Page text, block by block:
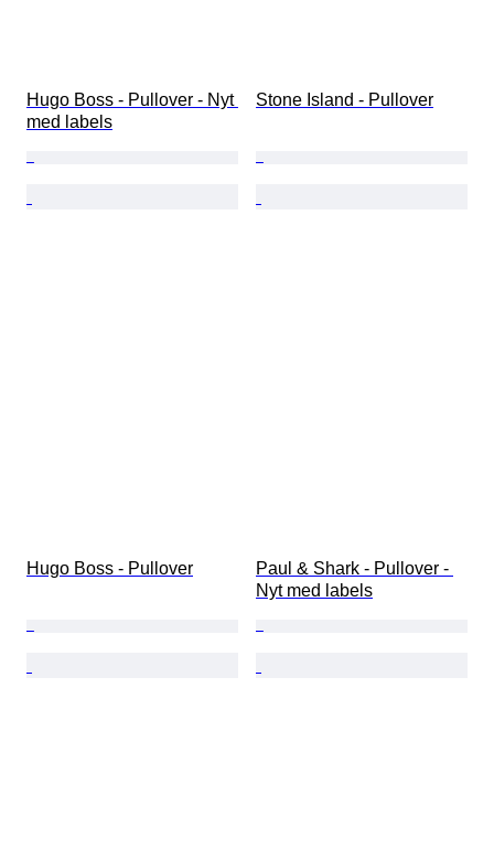
Hugo Boss - Pullover - Nyt
med labels
Stone Island - Pullover
Hugo Boss - Pullover
Paul & Shark - Pullover -
Nyt med labels